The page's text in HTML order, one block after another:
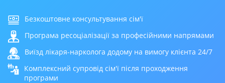
Безкоштовне консультування сім'ї
Програма ресоціалізації за професійними напрямами
Виїзд лікаря-нарколога додому на вимогу клієнта 24/7
Комплексний супровід сім'ї після проходження
програми